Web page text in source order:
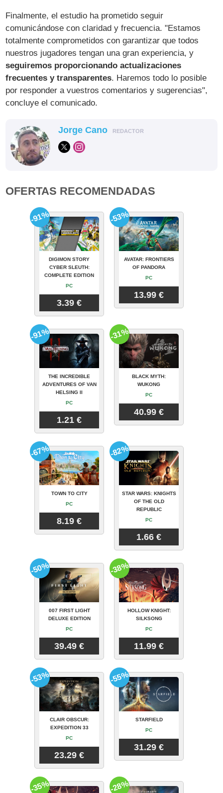
Finalmente, el estudio ha prometido seguir
comunicándose con claridad y frecuencia. "Estamos
totalmente comprometidos con garantizar que todos
nuestros jugadores tengan una gran experiencia, y
seguiremos proporcionando actualizaciones
frecuentes y transparentes. Haremos todo lo posible
por responder a vuestros comentarios y sugerencias",
concluye el comunicado.
Jorge Cano REDACTOR
OFERTAS RECOMENDADAS
DIGIMON STORY
CYBER SLEUTH:
COMPLETE EDITION
PC
3.39 €
-91%
AVATAR: FRONTIERS
OF PANDORA
PC
13.99 €
-53%
THE INCREDIBLE
ADVENTURES OF VAN
HELSING II
PC
1.21 €
-91%
BLACK MYTH:
WUKONG
PC
40.99 €
-31%
TOWN TO CITY
PC
8.19 €
-67%
STAR WARS: KNIGHTS
OF THE OLD
REPUBLIC
PC
1.66 €
-82%
007 FIRST LIGHT
DELUXE EDITION
PC
39.49 €
-50%
HOLLOW KNIGHT:
SILKSONG
PC
11.99 €
-38%
CLAIR OBSCUR:
EXPEDITION 33
PC
23.29 €
-53%
STARFIELD
PC
31.29 €
-55%
-35% -28%